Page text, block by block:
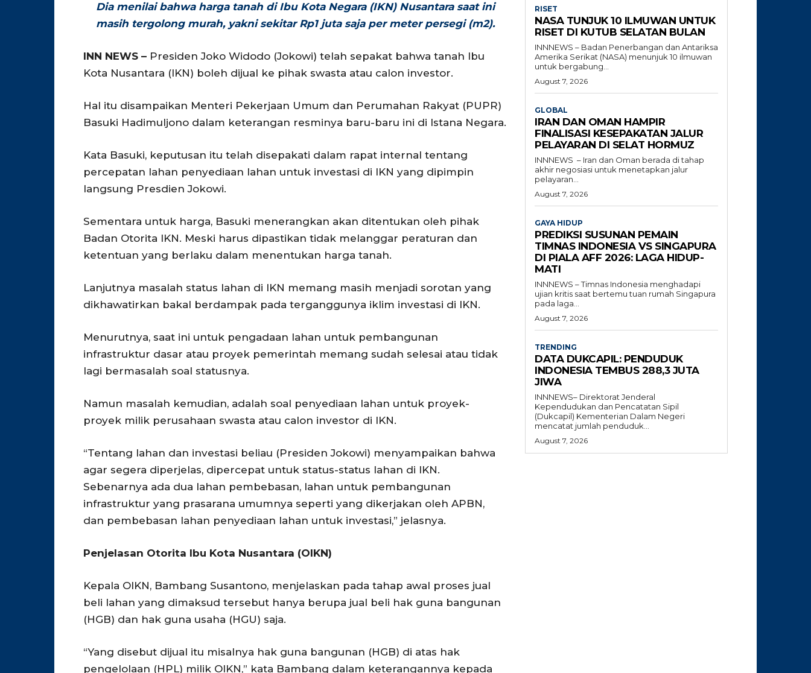
Dia menilai bahwa harga tanah di Ibu Kota Negara (IKN) Nusantara saat ini
masih tergolong murah, yakni sekitar Rp1 juta saja per meter persegi (m2).
INN NEWS – Presiden Joko Widodo (Jokowi) telah sepakat bahwa tanah Ibu
Kota Nusantara (IKN) boleh dijual ke pihak swasta atau calon investor.
Hal itu disampaikan Menteri Pekerjaan Umum dan Perumahan Rakyat (PUPR)
Basuki Hadimuljono dalam keterangan resminya baru-baru ini di Istana Negara.
Kata Basuki, keputusan itu telah disepakati dalam rapat internal tentang
percepatan lahan penyediaan lahan untuk investasi di IKN yang dipimpin
langsung Presdien Jokowi.
Sementara untuk harga, Basuki menerangkan akan ditentukan oleh pihak
Badan Otorita IKN. Meski harus dipastikan tidak melanggar peraturan dan
ketentuan yang berlaku dalam menentukan harga tanah.
Lanjutnya masalah status lahan di IKN memang masih menjadi sorotan yang
dikhawatirkan bakal berdampak pada terganggunya iklim investasi di IKN.
Menurutnya, saat ini untuk pengadaan lahan untuk pembangunan
infrastruktur dasar atau proyek pemerintah memang sudah selesai atau tidak
lagi bermasalah soal statusnya.
Namun masalah kemudian, adalah soal penyediaan lahan untuk proyek-
proyek milik perusahaan swasta atau calon investor di IKN.
“Tentang lahan dan investasi beliau (Presiden Jokowi) menyampaikan bahwa
agar segera diperjelas, dipercepat untuk status-status lahan di IKN.
Sebenarnya ada dua lahan pembebasan, lahan untuk pembangunan
infrastruktur yang prasarana umumnya seperti yang dikerjakan oleh APBN,
dan pembebasan lahan penyediaan lahan untuk investasi,” jelasnya.
Penjelasan Otorita Ibu Kota Nusantara (OIKN)
Kepala OIKN, Bambang Susantono, menjelaskan pada tahap awal proses jual
beli lahan yang dimaksud tersebut hanya berupa jual beli hak guna bangunan
(HGB) dan hak guna usaha (HGU) saja.
“Yang disebut dijual itu misalnya hak guna bangunan (HGB) di atas hak
pengelolaan (HPL) milik OIKN,” kata Bambang dalam keterangannya kepada
RISET
NASA TUNJUK 10 ILMUWAN UNTUK
RISET DI KUTUB SELATAN BULAN
INNNEWS – Badan Penerbangan dan Antariksa
Amerika Serikat (NASA) menunjuk 10 ilmuwan
untuk bergabung...
August 7, 2026
GLOBAL
IRAN DAN OMAN HAMPIR
FINALISASI KESEPAKATAN JALUR
PELAYARAN DI SELAT HORMUZ
INNNEWS – Iran dan Oman berada di tahap
akhir negosiasi untuk menetapkan jalur
pelayaran...
August 7, 2026
GAYA HIDUP
PREDIKSI SUSUNAN PEMAIN
TIMNAS INDONESIA VS SINGAPURA
DI PIALA AFF 2026: LAGA HIDUP-
MATI
INNNEWS – Timnas Indonesia menghadapi
ujian kritis saat bertemu tuan rumah Singapura
pada laga...
August 7, 2026
TRENDING
DATA DUKCAPIL: PENDUDUK
INDONESIA TEMBUS 288,3 JUTA
JIWA
INNNEWS– Direktorat Jenderal
Kependudukan dan Pencatatan Sipil
(Dukcapil) Kementerian Dalam Negeri
mencatat jumlah penduduk...
August 7, 2026